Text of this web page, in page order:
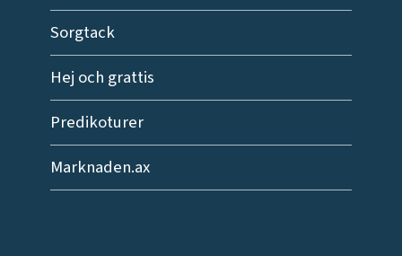
Sorgtack
Hej och grattis
Predikoturer
Marknaden.ax